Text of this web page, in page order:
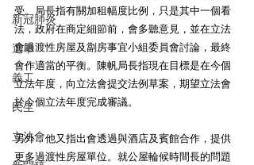
新冠肺炎
選舉
義工
民生
立法會
受。局長指有關加租幅度比例，只是其中一個看
法，政府在商定細節前，會多聽意見，並在立法
會過渡性房屋及劏房事宜小組委員會討論，最終
會作適當的平衡。陳帆局長指現在目標是在今個
立法年度，向立法會提交法例草案，期望立法會
於今個立法年度完成審議。
另外，他又指出會透過與酒店及賓館合作，提供
更多過渡性房屋單位。就公屋輪候時間長的問題